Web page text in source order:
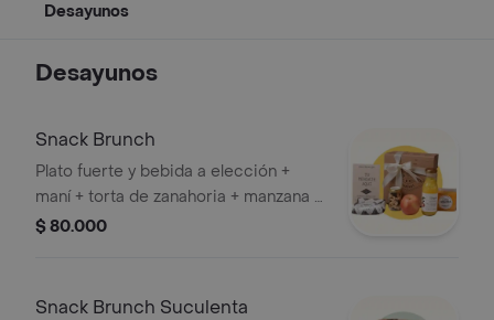
Desayunos
Desayunos
Snack Brunch
Plato fuerte y bebida a elección +
maní + torta de zanahoria + manzana +
tarjeta
$ 80.000
Snack Brunch Suculenta